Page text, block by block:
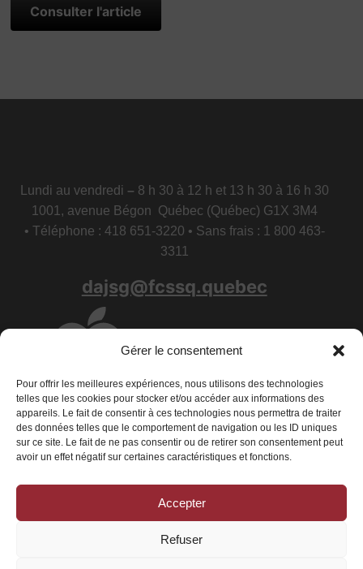
Gérer le consentement
Pour offrir les meilleures expériences, nous utilisons des technologies
telles que les cookies pour stocker et/ou accéder aux informations des
appareils. Le fait de consentir à ces technologies nous permettra de traiter
des données telles que le comportement de navigation ou les ID uniques
sur ce site. Le fait de ne pas consentir ou de retirer son consentement peut
avoir un effet négatif sur certaines caractéristiques et fonctions.
Accepter
Refuser
Consulter l'article
Lundi au vendredi – 8 h 30 à 12 h et 13 h 30 à 16 h 30
1001, avenue Bégon Québec (Québec) G1X 3M4
• Téléphone : 418 651-3220 • Sans frais : 1 800 463-
3311
dajsg@fcssq.quebec
Déclaration de confidentialité